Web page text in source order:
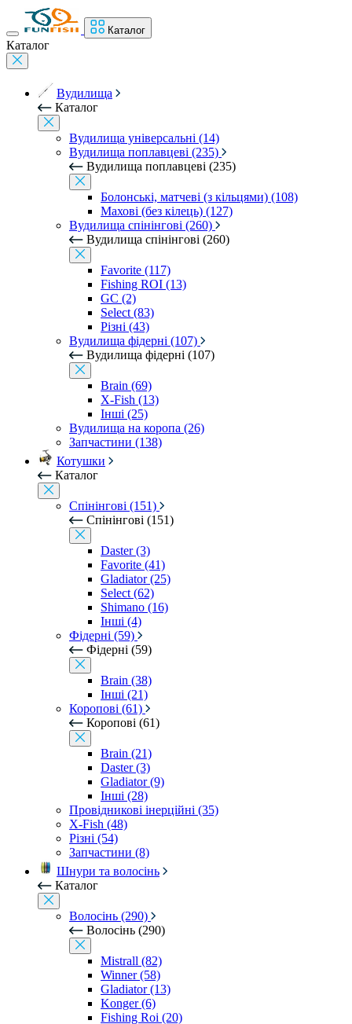
Каталог
Каталог
Вудилища
Каталог
Вудилища універсальні (14)
Вудилища поплавцеві (235)
Вудилища поплавцеві (235)
Болонські, матчеві (з кільцями) (108)
Махові (без кілець) (127)
Вудилища спінінгові (260)
Вудилища спінінгові (260)
Favorite (117)
Fishing ROI (13)
GC (2)
Select (83)
Різні (43)
Вудилища фідерні (107)
Вудилища фідерні (107)
Brain (69)
X-Fish (13)
Інші (25)
Вудилища на коропа (26)
Запчастини (138)
Котушки
Каталог
Спінінгові (151)
Спінінгові (151)
Daster (3)
Favorite (41)
Gladiator (25)
Select (62)
Shimano (16)
Інші (4)
Фідерні (59)
Фідерні (59)
Brain (38)
Інші (21)
Коропові (61)
Коропові (61)
Brain (21)
Daster (3)
Gladiator (9)
Інші (28)
Провідникові інерційні (35)
X-Fish (48)
Різні (54)
Запчастини (8)
Шнури та волосінь
Каталог
Волосінь (290)
Волосінь (290)
Mistrall (82)
Winner (58)
Gladiator (13)
Konger (6)
Fishing Roi (20)